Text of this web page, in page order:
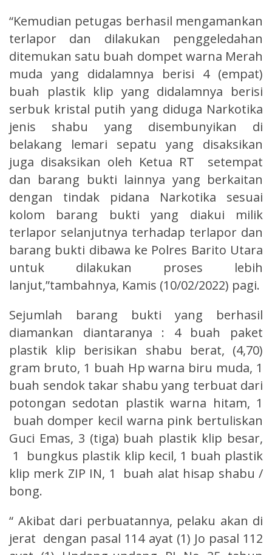
“Kemudian petugas berhasil mengamankan
terlapor dan dilakukan penggeledahan
ditemukan satu buah dompet warna Merah
muda yang didalamnya berisi 4 (empat)
buah plastik klip yang didalamnya berisi
serbuk kristal putih yang diduga Narkotika
jenis shabu yang disembunyikan di
belakang lemari sepatu yang disaksikan
juga disaksikan oleh Ketua RT setempat
dan barang bukti lainnya yang berkaitan
dengan tindak pidana Narkotika sesuai
kolom barang bukti yang diakui milik
terlapor selanjutnya terhadap terlapor dan
barang bukti dibawa ke Polres Barito Utara
untuk dilakukan proses lebih
lanjut,”tambahnya, Kamis (10/02/2022) pagi.
Sejumlah barang bukti yang berhasil
diamankan diantaranya : 4 buah paket
plastik klip berisikan shabu berat, (4,70)
gram bruto, 1 buah Hp warna biru muda, 1
buah sendok takar shabu yang terbuat dari
potongan sedotan plastik warna hitam, 1
buah domper kecil warna pink bertuliskan
Guci Emas, 3 (tiga) buah plastik klip besar,
1 bungkus plastik klip kecil, 1 buah plastik
klip merk ZIP IN, 1 buah alat hisap shabu /
bong.
“ Akibat dari perbuatannya, pelaku akan di
jerat dengan pasal 114 ayat (1) Jo pasal 112